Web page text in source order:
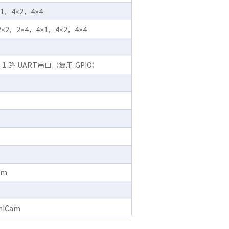
，4×2，4×4
，2×4，4×1，4×2，4×4
路 UART串口（复用 GPIO）